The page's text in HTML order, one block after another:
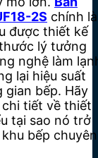
2S chính là
được thiết kế
lý tưởng
nghệ làm
lại hiệu suất
bếp. Hãy
tiết về thiết
tại sao nó trở
bếp chuyên